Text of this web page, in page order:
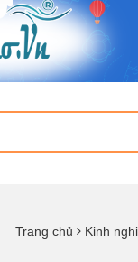
Trang chủ Kinh